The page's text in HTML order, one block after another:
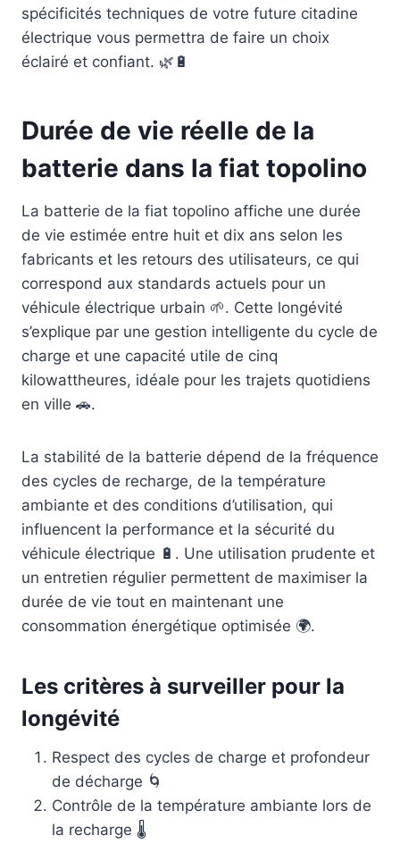
spécificités techniques de votre future citadine
électrique vous permettra de faire un choix
éclairé et confiant. 🌿🔋
Durée de vie réelle de la
batterie dans la fiat topolino
La batterie de la fiat topolino affiche une durée
de vie estimée entre huit et dix ans selon les
fabricants et les retours des utilisateurs, ce qui
correspond aux standards actuels pour un
véhicule électrique urbain 🌱. Cette longévité
s’explique par une gestion intelligente du cycle de
charge et une capacité utile de cinq
kilowattheures, idéale pour les trajets quotidiens
en ville 🚗.
La stabilité de la batterie dépend de la fréquence
des cycles de recharge, de la température
ambiante et des conditions d’utilisation, qui
influencent la performance et la sécurité du
véhicule électrique 🔋. Une utilisation prudente et
un entretien régulier permettent de maximiser la
durée de vie tout en maintenant une
consommation énergétique optimisée 🌍.
Les critères à surveiller pour la
longévité
Respect des cycles de charge et profondeur
de décharge 🌀
Contrôle de la température ambiante lors de
la recharge 🌡️